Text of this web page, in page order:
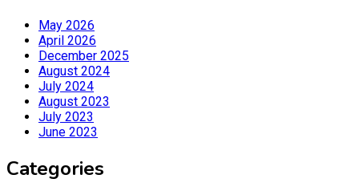
May 2026
April 2026
December 2025
August 2024
July 2024
August 2023
July 2023
June 2023
Categories